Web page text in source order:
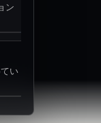
い
い